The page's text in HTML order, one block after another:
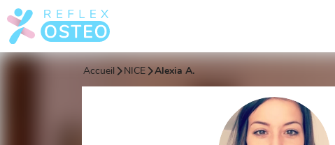
Accueil NICE Alexia A.